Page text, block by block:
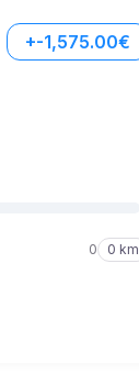
+-1,575.00€
0 0 km